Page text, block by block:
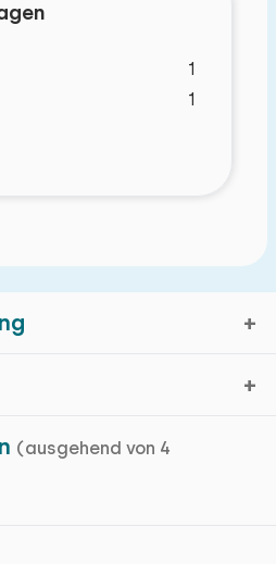
(ausgehend von 4
1
1
Bewertung
vergangenen 18 Monaten